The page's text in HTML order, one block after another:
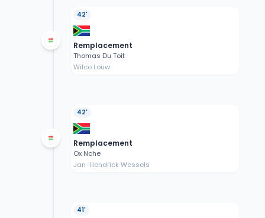
42'
Remplacement
Thomas Du Toit
Wilco Louw
42'
Remplacement
Ox Nche
Jan-Hendrick Wessels
41'